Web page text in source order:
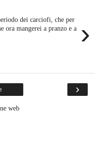
›
dei carciofi, che per
ora mangerei a pranzo e a
›
web